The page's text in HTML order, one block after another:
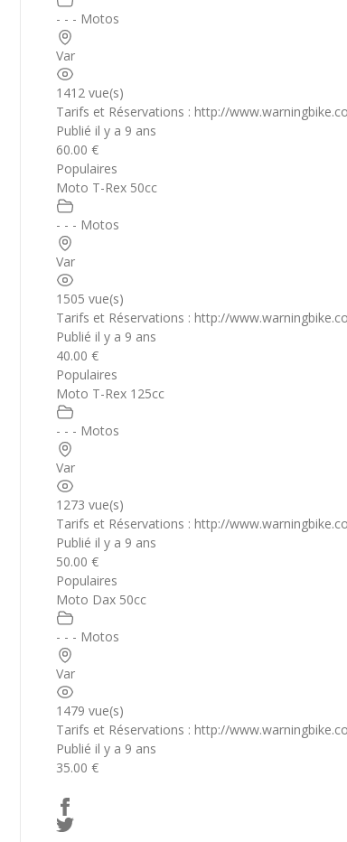
- - - Motos
Var
1412 vue(s)
Tarifs et Réservations : http://
Publié il y a 9 ans
60.00 €
Populaires
Moto T-Rex 50cc
- - - Motos
Var
1505 vue(s)
Tarifs et Réservations : http://
Publié il y a 9 ans
40.00 €
Populaires
Moto T-Rex 125cc
- - - Motos
Var
1273 vue(s)
Tarifs et Réservations : http://
Publié il y a 9 ans
50.00 €
Populaires
Moto Dax 50cc
- - - Motos
Var
1479 vue(s)
Tarifs et Réservations : http://
Publié il y a 9 ans
35.00 €